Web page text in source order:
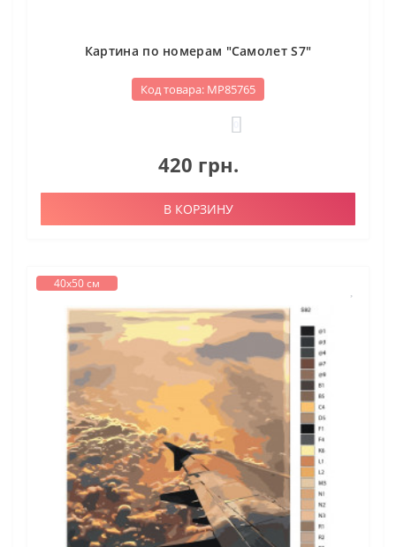
Картина по номерам "Самолет S7"
Код товара: МР85765
420 грн.
В КОРЗИНУ
40х50 см